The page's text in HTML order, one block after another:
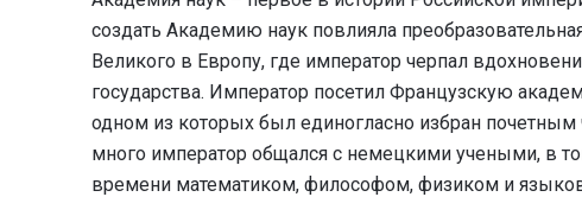
создать Академию наук повлияла
Великого в Европу, где император черпал
государства. Император посетил Французскую
одном из которых был единогласно избран
много император общался с немецкими учеными, в
времени математиком, философом, физиком и